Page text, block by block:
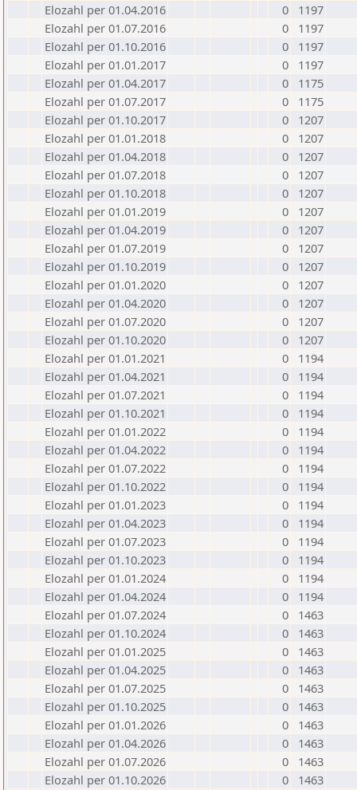
Elozahl per 01.04.2016
0
1197
Elozahl per 01.07.2016
0
1197
Elozahl per 01.10.2016
0
1197
Elozahl per 01.01.2017
0
1197
Elozahl per 01.04.2017
0
1175
Elozahl per 01.07.2017
0
1175
Elozahl per 01.10.2017
0
1207
Elozahl per 01.01.2018
0
1207
Elozahl per 01.04.2018
0
1207
Elozahl per 01.07.2018
0
1207
Elozahl per 01.10.2018
0
1207
Elozahl per 01.01.2019
0
1207
Elozahl per 01.04.2019
0
1207
Elozahl per 01.07.2019
0
1207
Elozahl per 01.10.2019
0
1207
Elozahl per 01.01.2020
0
1207
Elozahl per 01.04.2020
0
1207
Elozahl per 01.07.2020
0
1207
Elozahl per 01.10.2020
0
1207
Elozahl per 01.01.2021
0
1194
Elozahl per 01.04.2021
0
1194
Elozahl per 01.07.2021
0
1194
Elozahl per 01.10.2021
0
1194
Elozahl per 01.01.2022
0
1194
Elozahl per 01.04.2022
0
1194
Elozahl per 01.07.2022
0
1194
Elozahl per 01.10.2022
0
1194
Elozahl per 01.01.2023
0
1194
Elozahl per 01.04.2023
0
1194
Elozahl per 01.07.2023
0
1194
Elozahl per 01.10.2023
0
1194
Elozahl per 01.01.2024
0
1194
Elozahl per 01.04.2024
0
1194
Elozahl per 01.07.2024
0
1463
Elozahl per 01.10.2024
0
1463
Elozahl per 01.01.2025
0
1463
Elozahl per 01.04.2025
0
1463
Elozahl per 01.07.2025
0
1463
Elozahl per 01.10.2025
0
1463
Elozahl per 01.01.2026
0
1463
Elozahl per 01.04.2026
0
1463
Elozahl per 01.07.2026
0
1463
Elozahl per 01.10.2026
0 1463